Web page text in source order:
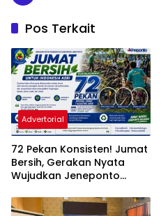
Pos Terkait
Advertorial
72 Pekan Konsisten! Jumat
Bersih, Gerakan Nyata
Wujudkan Jeneponto
ASRI